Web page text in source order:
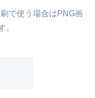
で使う場合はPNG画
。